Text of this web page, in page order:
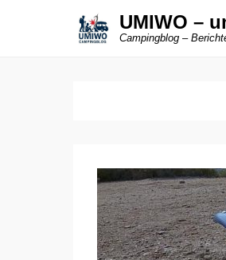
UMIWO –
Campingblog –